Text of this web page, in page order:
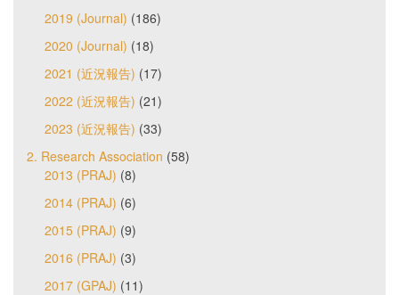
2019 (Journal) (186)
2020 (Journal) (18)
2021 (近況報告) (17)
2022 (近況報告) (21)
2023 (近況報告) (33)
2. Research Association (58)
2013 (PRAJ) (8)
2014 (PRAJ) (6)
2015 (PRAJ) (9)
2016 (PRAJ) (3)
2017 (GPAJ) (11)